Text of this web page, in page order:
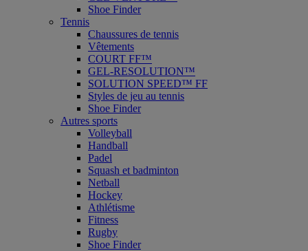
Shoe Finder
Tennis
Chaussures de tennis
Vêtements
COURT FF™
GEL-RESOLUTION™
SOLUTION SPEED™ FF
Styles de jeu au tennis
Shoe Finder
Autres sports
Volleyball
Handball
Padel
Squash et badminton
Netball
Hockey
Athlétisme
Fitness
Rugby
Shoe Finder